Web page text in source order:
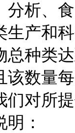
分析、
生产和
总种类
该数量
们对所
：